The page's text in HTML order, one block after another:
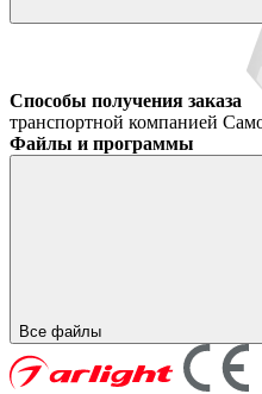
Способы получения заказа
транспортной компанией
Файлы и программы
Все файлы